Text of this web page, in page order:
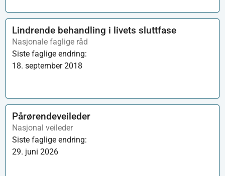
Lindrende behandling i livets sluttfase
Nasjonale faglige råd
Siste faglige endring:
18. september 2018
Pårørendeveileder
Nasjonal veileder
Siste faglige endring:
29. juni 2026